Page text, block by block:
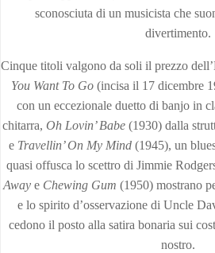
sconosciuta di un musicista che
divertimento.
Cinque titoli valgono da soli il prezzo
You Want To Go (incisa il 17 dicembre
con un eccezionale duetto di banjo in
chitarra, Oh Lovin’ Babe (1930) dalla
e Travellin’ On My Mind (1945), un
quasi offusca lo scettro di Jimmie
Awaye Chewing Gum (1950) mostrano
e lo spirito d’osservazione di Uncle
cedono il posto alla satira bonaria sui
nostro.